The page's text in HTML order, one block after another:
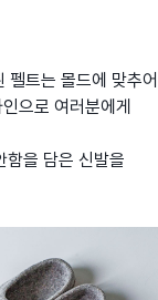
트는 몰드에 맞추어
으로 여러분에게
함을 담은 신발을